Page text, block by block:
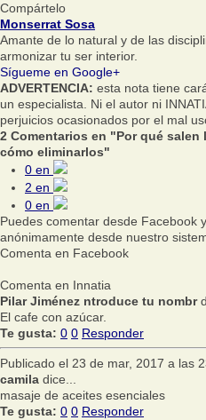
Compártelo
Monserrat Sosa
Amante de lo natural y de las
armonizar tu ser interior.
Sígueme en Google+
ADVERTENCIA: esta nota tiene
un especialista. Ni el autor ni
perjuicios ocasionados por el mal
2 Comentarios en "Por qué
cómo eliminarlos"
0 en
2 en
0 en
Puedes comentar desde Facebook
anónimamente desde nuestro
Comenta en Facebook
Comenta en Innatia
Pilar Jiménez ntroduce tu nombr
El cafe con azúcar.
Te gusta: 0 0 Responder
Publicado el 23 de mar, 2017 a las
camila dice...
masaje de aceites esenciales
Te gusta: 0 0 Responder